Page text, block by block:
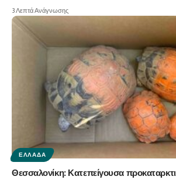
3 Λεπτά Ανάγνωσης
ΕΛΛΆΔΑ
Θεσσαλονίκη: Κατεπείγουσα